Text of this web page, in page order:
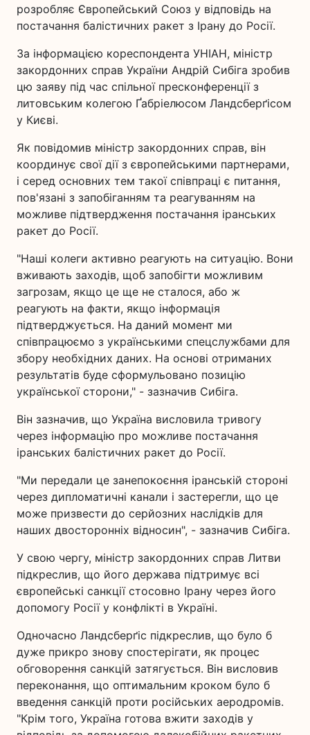
розробляє Європейський Союз у відповідь на
постачання балістичних ракет з Ірану до Росії.
За інформацією кореспондента УНІАН, міністр
закордонних справ України Андрій Сибіга зробив
цю заяву під час спільної пресконференції з
литовським колегою Ґабріелюсом Ландсберґісом
у Києві.
Як повідомив міністр закордонних справ, він
координує свої дії з європейськими партнерами,
і серед основних тем такої співпраці є питання,
пов'язані з запобіганням та реагуванням на
можливе підтвердження постачання іранських
ракет до Росії.
"Наші колеги активно реагують на ситуацію. Вони
вживають заходів, щоб запобігти можливим
загрозам, якщо це ще не сталося, або ж
реагують на факти, якщо інформація
підтверджується. На даний момент ми
співпрацюємо з українськими спецслужбами для
збору необхідних даних. На основі отриманих
результатів буде сформульовано позицію
української сторони," - зазначив Сибіга.
Він зазначив, що Україна висловила тривогу
через інформацію про можливе постачання
іранських балістичних ракет до Росії.
"Ми передали це занепокоєння іранській стороні
через дипломатичні канали і застерегли, що це
може призвести до серйозних наслідків для
наших двосторонніх відносин", - зазначив Сибіга.
У свою чергу, міністр закордонних справ Литви
підкреслив, що його держава підтримує всі
європейські санкції стосовно Ірану через його
допомогу Росії у конфлікті в Україні.
Одночасно Ландсберґіс підкреслив, що було б
дуже прикро знову спостерігати, як процес
обговорення санкцій затягується. Він висловив
переконання, що оптимальним кроком було б
введення санкцій проти російських аеродромів.
"Крім того, Україна готова вжити заходів у